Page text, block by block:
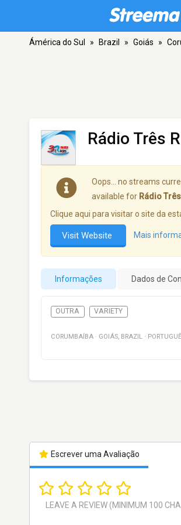
Ámérica do Sul » Brazil » Goiás »
Rádio Três
Oops… no streams
available for Rádio
Clique aqui para visitar o site da
Visit Website Mais
Informações Dados de
OUTRA VARIETY
CORUMBAÍBA · GOIÁS, BRAZIL ·
Escrever uma Avaliação